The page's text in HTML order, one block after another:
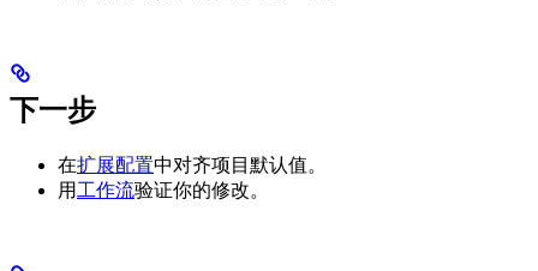
下一步
在扩展配置中对齐项目默认值。
用 工作流验证你的修改。